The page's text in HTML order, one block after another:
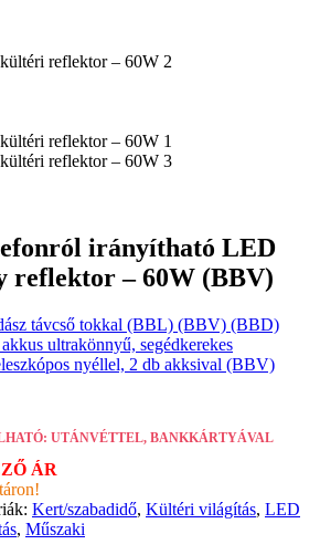
irányítható LED
reflektor – 60W (BBV)
távcső tokkal (BBL) (BBV) (BBD)
ultrakönnyű, segédkerekes
nyéllel, 2 db akksival (BBV)
UTÁNVÉTTEL, BANKKÁRTYÁVAL
ÁR
Kert/szabadidő, Kültéri világítás, LED
, Műszaki